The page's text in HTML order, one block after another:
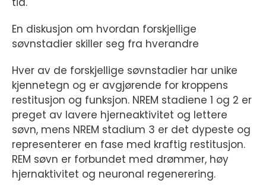
En diskusjon om hvordan forskjellige
søvnstadier skiller seg fra hverandre
Hver av de forskjellige søvnstadier har unike
kjennetegn og er avgjørende for kroppens
restitusjon og funksjon. NREM stadiene 1 og 2 er
preget av lavere hjerneaktivitet og lettere
søvn, mens NREM stadium 3 er det dypeste og
representerer en fase med kraftig restitusjon.
REM søvn er forbundet med drømmer, høy
hjernaktivitet og neuronal regenerering.